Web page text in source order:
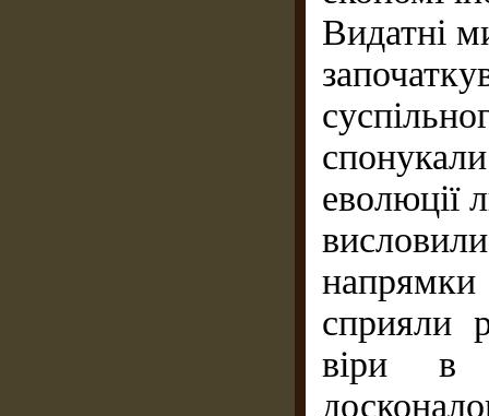
Видатні
еволюції
напрямки
сприяли
віри в